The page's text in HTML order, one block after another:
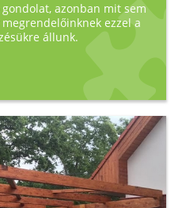
azonban mit sem
ezzel a
állunk.